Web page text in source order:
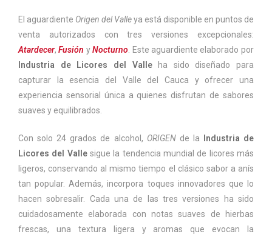
El aguardiente Origen del Valleya está disponible en puntos de
venta autorizados con tres versiones excepcionales:
Atardecer,Fusión yNocturno. Este aguardiente elaborado por
Industria de Licores del Valleha sido diseñado para
capturar la esencia del Valle del Cauca y ofrecer una
experiencia sensorial única a quienes disfrutan de sabores
suaves y equilibrados.
Con solo 24 grados de alcohol, ORIGENde la
Industria de
Licores del Vallesigue la tendencia mundial de licores más
ligeros, conservando al mismo tiempo el clásico sabor a anís
tan popular. Además, incorpora toques innovadores que lo
hacen sobresalir. Cada una de las tres versiones ha sido
cuidadosamente elaborada con notas suaves de hierbas
frescas, una textura ligera y aromas que evocan la